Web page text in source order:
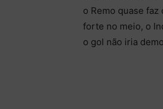
o Remo quase
forte no meio, o
o gol não iria